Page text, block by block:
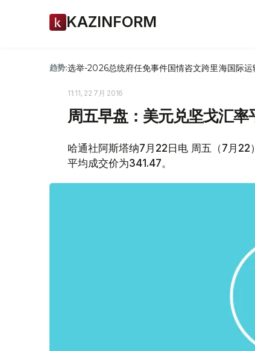
KAZINFORM
趋势:选举-2026总统府任免事件国情咨文跨里海国际
11:11, 22 7月 2016
周五早盘：美元兑坚戈汇率
哈通社阿斯塔纳7月22日电 周五（7月
平均成交价为341.47。